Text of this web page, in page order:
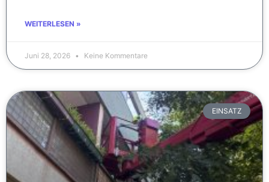
WEITERLESEN »
Juni 28, 2026 Keine Kommentare
EINSATZ